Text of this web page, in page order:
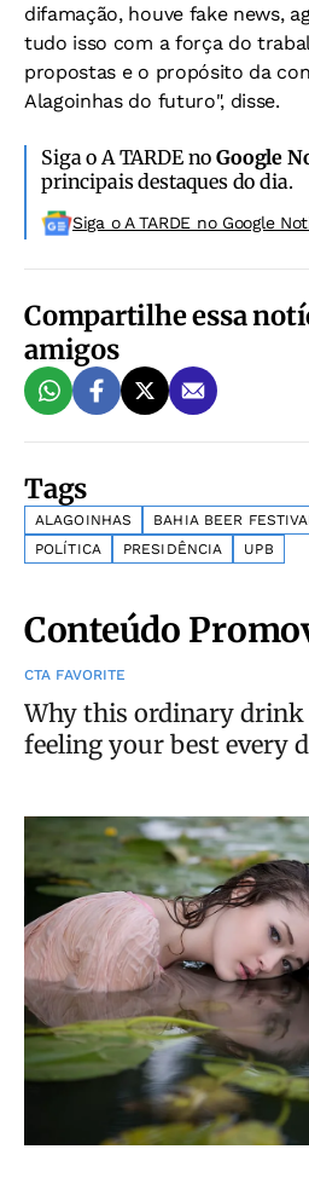
difamação, houve fake news,
tudo isso com a força do
propostas e o propósito da
Alagoinhas do futuro", disse.
Siga o A TARDE noGoogle
principais destaques do dia.
Siga o A TARDE no Google
Compartilhe essa
amigos
Tags
ALAGOINHAS BAHIA BEER
POLÍTICA
PRESIDÊNCIA UPB